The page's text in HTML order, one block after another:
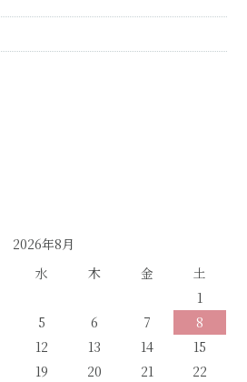
2026年8月
水 木 金
土
1
5 6 7
8
12 13 14
15
19 20 21 22